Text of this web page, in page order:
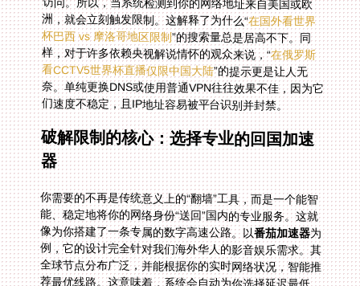
洲，就会立刻触发限制。这解释了为什么“在国外看世界
杯巴西 vs 摩洛哥地区限制”的搜索量总是居高不下。同
样，对于许多依赖央视解说情怀的观众来说，“在俄罗斯
看CCTV5世界杯直播仅限中国大陆”的提示更是让人无
奈。单纯更换DNS或使用普通VPN往往效果不佳，因为它
们速度不稳定，且IP地址容易被平台识别并封禁。
破解限制的核心：选择专业的回国加速
器
你需要的不再是传统意义上的“翻墙”工具，而是一个能智
能、稳定地将你的网络身份“送回”国内的专业服务。这就
像为你搭建了一条专属的数字高速公路。以番茄加速器为
例，它的设计完全针对我们海外华人的影音娱乐需求。其
全球节点分布广泛，并能根据你的实时网络状况，智能推
荐最优线路。这意味着，系统会自动为你选择延迟最低、
最通畅的路径连接回国内服务器，从根源上避免卡顿和加